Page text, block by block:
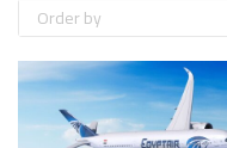
Order by